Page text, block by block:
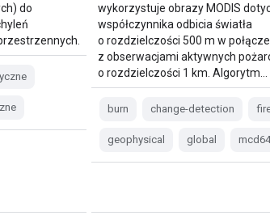
do
wykorzystuje obrazy MODIS
współczynnika odbicia światła
o rozdzielczości 500 m w
z obserwacjami aktywnych
o rozdzielczości 1 km. Algorytm…
burn change-detection
geophysical global